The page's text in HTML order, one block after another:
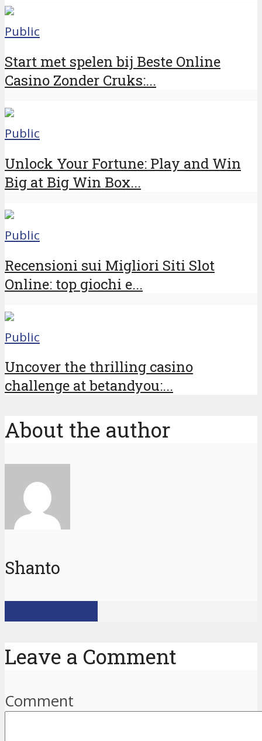
Public
Start met spelen bij Beste Online
Casino Zonder Cruks:...
Public
Unlock Your Fortune: Play and Win
Big at Big Win Box...
Public
Recensioni sui Migliori Siti Slot
Online: top giochi e...
Public
Uncover the thrilling casino
challenge at betandyou:...
About the author
Shanto
Leave a Comment
Comment